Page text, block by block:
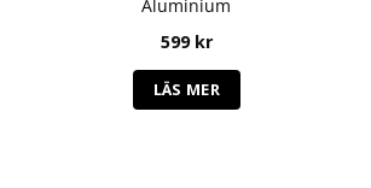
Aluminium
599 kr
LÄS MER